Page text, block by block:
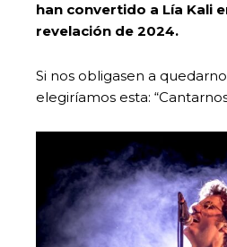
han convertido a Lía Kali
revelación de 2024.
Si nos obligasen a
elegiríamos esta: